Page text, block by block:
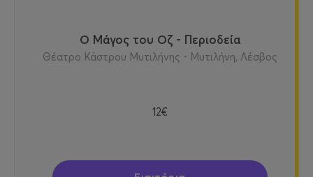
Ο Μάγος του Οζ - Περιοδεία
Θέατρο Κάστρου Μυτιλήνης - Μυτιλήνη, Λέσβος
12€